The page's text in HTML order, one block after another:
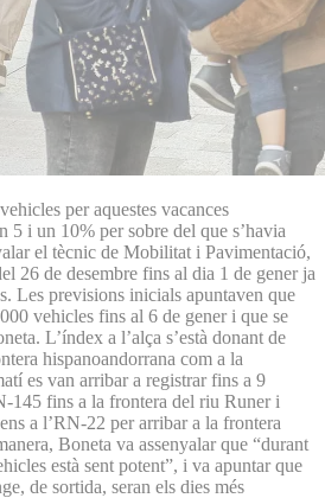
per aquestes vacances
5 i un 10% per sobre del que s’havia
el tècnic de Mobilitat i Pavimentació,
26 de desembre fins al dia 1 de gener ja
Les previsions inicials apuntaven que
vehicles fins al 6 de gener i que se
L’índex a l’alça s’està donant de
hispanoandorrana com a la
es van arribar a registrar fins a 9
145 fins a la frontera del riu Runer i
a l’RN-22 per arribar a la frontera
Boneta va assenyalar que “durant
està sent potent”, i va apuntar que
de sortida, seran els dies més